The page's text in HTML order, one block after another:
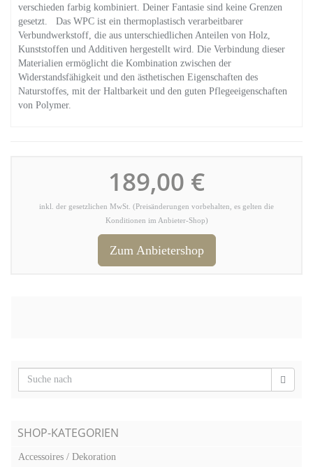
verschieden farbig kombiniert. Deiner Fantasie sind keine Grenzen
gesetzt. Das WPC ist ein thermoplastisch verarbeitbarer
Verbundwerkstoff, die aus unterschiedlichen Anteilen von Holz,
Kunststoffen und Additiven hergestellt wird. Die Verbindung dieser
Materialien ermöglicht die Kombination zwischen der
Widerstandsfähigkeit und den ästhetischen Eigenschaften des
Naturstoffes, mit der Haltbarkeit und den guten Pflegeeigenschaften
von Polymer.
189,00 €
inkl. der gesetzlichen MwSt. (Preisänderungen vorbehalten, es gelten die
Konditionen im Anbieter-Shop)
Zum Anbietershop
SHOP-KATEGORIEN
Accessoires / Dekoration